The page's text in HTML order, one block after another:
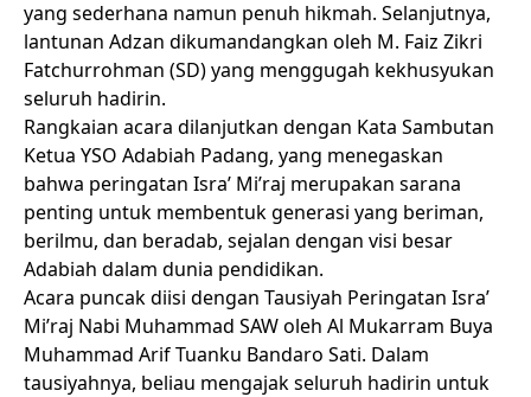
yang sederhana namun penuh hikmah. Selanjutnya,
lantunan Adzan dikumandangkan oleh M. Faiz Zikri
Fatchurrohman (SD) yang menggugah kekhusyukan
seluruh hadirin.
Rangkaian acara dilanjutkan dengan Kata Sambutan
Ketua YSO Adabiah Padang, yang menegaskan
bahwa peringatan Isra’ Mi’raj merupakan sarana
penting untuk membentuk generasi yang beriman,
berilmu, dan beradab, sejalan dengan visi besar
Adabiah dalam dunia pendidikan.
Acara puncak diisi dengan Tausiyah Peringatan Isra’
Mi’raj Nabi Muhammad SAW oleh Al Mukarram Buya
Muhammad Arif Tuanku Bandaro Sati. Dalam
tausiyahnya, beliau mengajak seluruh hadirin untuk